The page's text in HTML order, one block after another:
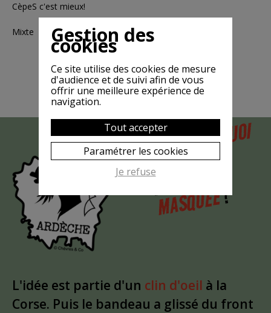
CèpeS c'est mieux!
Mixte
MAISPOURQUOI
LA CHÈVRE
EST-ELLE
MASQUÉE?
L'idée est partie d'un clin d'oeil à la
Corse. Puis le bandeau a glissé du front
Gestion des
cookies
Ce site utilise des cookies de mesure
d'audience et de suivi afin de vous
offrir une meilleure expérience de
navigation.
Tout accepter
Paramétrer les cookies
Je refuse